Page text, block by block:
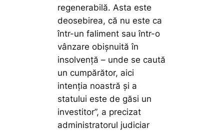
regenerabilă. Asta este
deosebirea, că nu este ca
într-un faliment sau într-o
vânzare obişnuită în
insolvenţă – unde se caută
un cumpărător, aici
intenţia noastră şi a
statului este de găsi un
investitor”, a precizat
administratorul judiciar